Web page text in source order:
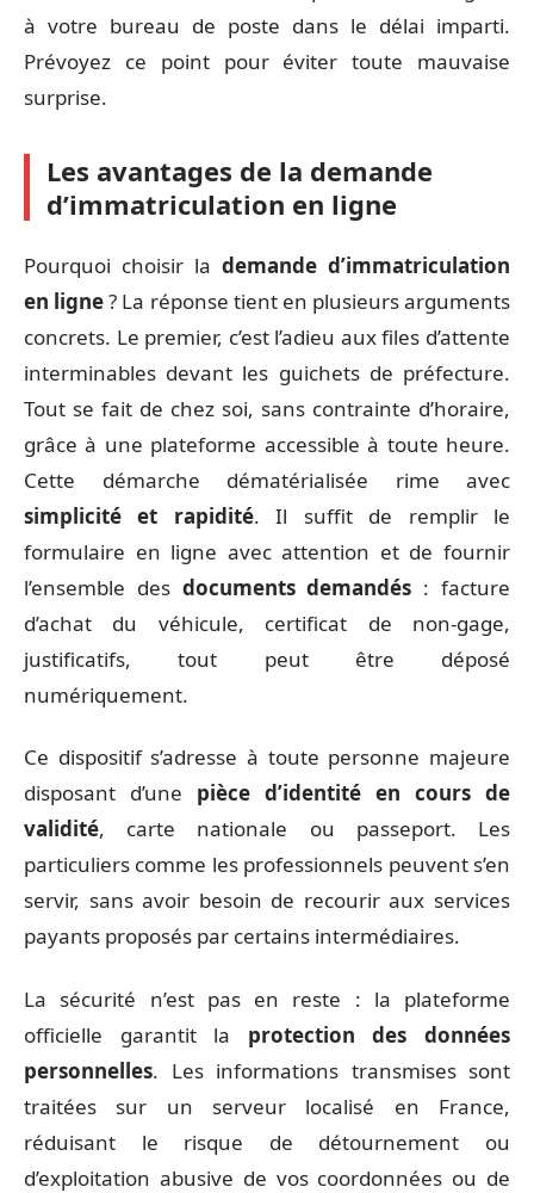
à votre bureau de poste dans le délai imparti.
Prévoyez ce point pour éviter toute mauvaise
surprise.
Les avantages de la demande
d’immatriculation en ligne
Pourquoi choisir la demande d’immatriculation
en ligne? La réponse tient en plusieurs arguments
concrets. Le premier, c’est l’adieu aux files d’attente
interminables devant les guichets de préfecture.
Tout se fait de chez soi, sans contrainte d’horaire,
grâce à une plateforme accessible à toute heure.
Cette démarche dématérialisée rime avec
simplicité et rapidité. Il suffit de remplir le
formulaire en ligne avec attention et de fournir
l’ensemble des documents demandés : facture
d’achat du véhicule, certificat de non-gage,
justificatifs, tout peut être déposé
numériquement.
Ce dispositif s’adresse à toute personne majeure
disposant d’une pièce d’identité en cours de
validité, carte nationale ou passeport. Les
particuliers comme les professionnels peuvent s’en
servir, sans avoir besoin de recourir aux services
payants proposés par certains intermédiaires.
La sécurité n’est pas en reste : la plateforme
officielle garantit la protection des données
personnelles. Les informations transmises sont
traitées sur un serveur localisé en France,
réduisant le risque de détournement ou
d’exploitation abusive de vos coordonnées ou de